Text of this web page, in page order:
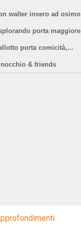
walter insero ad osimo
porta maggiore
porta comicità,...
& friends